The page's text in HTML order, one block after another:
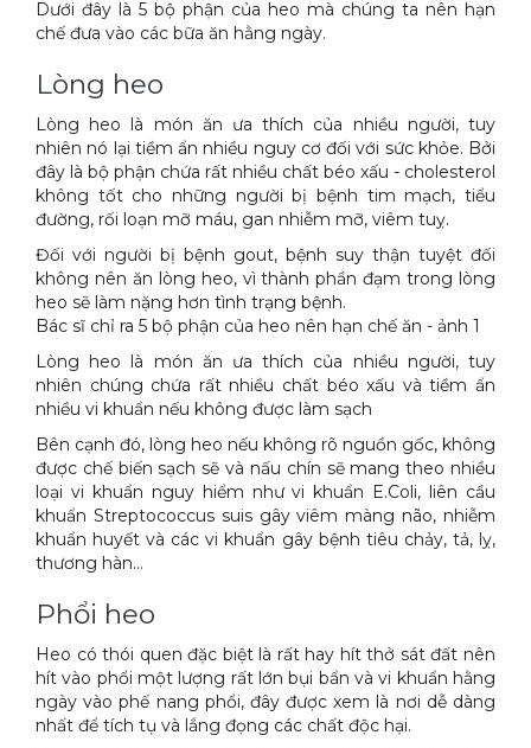
Dưới đây là 5 bộ phận của heo mà chúng ta nên hạn
chế đưa vào các bữa ăn hằng ngày.
Lòng heo
Lòng heo là món ăn ưa thích của nhiều người, tuy
nhiên nó lại tiềm ẩn nhiều nguy cơ đối với sức khỏe. Bởi
đây là bộ phận chứa rất nhiều chất béo xấu - cholesterol
không tốt cho những người bị bệnh tim mạch, tiểu
đường, rối loạn mỡ máu, gan nhiễm mỡ, viêm tuỵ.
Đối với người bị bệnh gout, bệnh suy thận tuyệt đối
không nên ăn lòng heo, vì thành phần đạm trong lòng
heo sẽ làm nặng hơn tình trạng bệnh.
Bác sĩ chỉ ra 5 bộ phận của heo nên hạn chế ăn - ảnh 1
Lòng heo là món ăn ưa thích của nhiều người, tuy
nhiên chúng chứa rất nhiều chất béo xấu và tiềm ẩn
nhiều vi khuẩn nếu không được làm sạch
Bên cạnh đó, lòng heo nếu không rõ nguồn gốc, không
được chế biến sạch sẽ và nấu chín sẽ mang theo nhiều
loại vi khuẩn nguy hiểm như vi khuẩn E.Coli, liên cầu
khuẩn Streptococcus suis gây viêm màng não, nhiễm
khuẩn huyết và các vi khuẩn gây bệnh tiêu chảy, tả, lỵ,
thương hàn…
Phổi heo
Heo có thói quen đặc biệt là rất hay hít thở sát đất nên
hít vào phổi một lượng rất lớn bụi bẩn và vi khuẩn hằng
ngày vào phế nang phổi, đây được xem là nơi dễ dàng
nhất để tích tụ và lắng đọng các chất độc hại.